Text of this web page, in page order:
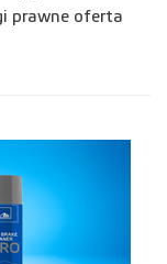
prawne oferta